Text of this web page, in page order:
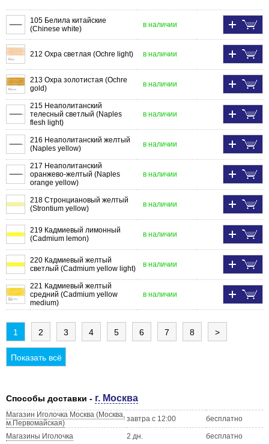
105 Белила китайские
(Chinese white)
в наличии
212 Охра светлая (Ochre light) в наличии
213 Охра золотистая (Ochre
gold)
в наличии
215 Неаполитанский
телесный светлый (Naples
flesh light)
в наличии
216 Неаполитанский желтый
(Naples yellow)
в наличии
217 Неаполитанский
оранжево-желтый (Naples
orange yellow)
в наличии
218 Стронциановый желтый
(Strontium yellow)
в наличии
219 Кадмиевый лимонный
(Cadmium lemon)
в наличии
220 Кадмиевый желтый
светлый (Cadmium yellow light)
в наличии
221 Кадмиевый желтый
средний (Cadmium yellow
medium)
в наличии
1 2 3 4 5 6 7 8 >
Показать всё
Способы доставки - г. Москва
Магазин Иголочка Москва (Москва,
м.Первомайская)
завтра с 12:00 бесплатно
Магазины Иголочка 2 дн. бесплатно